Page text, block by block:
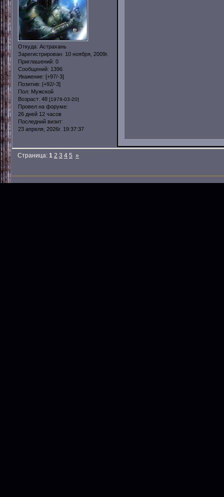
Откуда: Астрахань
Зарегистрирован: 10 ноября, 2009г.
Приглашений: 0
Сообщений: 1396
Уважение: [+97/-3]
Позитив: [+92/-3]
Пол: Мужской
Возраст: 48 [1978-03-20]
Провел на форуме:
26 дней 12 часов
Последний визит:
23 апреля, 2026г. 19:37:37
Страница:1 2 3 4 5 »